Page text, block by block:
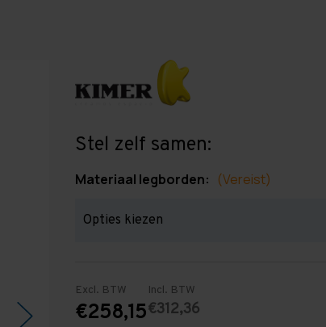
Stel zelf samen:
Materiaal legborden: (Vereist)
Excl. BTW
€258,15
Incl. BTW
€312,36